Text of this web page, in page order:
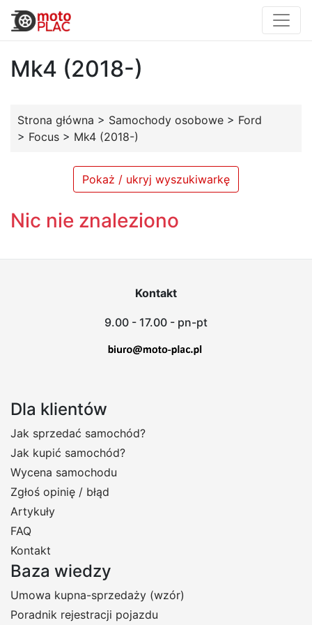
Mk4 (2018-)
Strona główna > Samochody osobowe > Ford
> Focus > Mk4 (2018-)
Pokaż / ukryj wyszukiwarkę
Nic nie znaleziono
Kontakt
9.00 - 17.00 - pn-pt
Dla klientów
Jak sprzedać samochód?
Jak kupić samochód?
Wycena samochodu
Zgłoś opinię / błąd
Artykuły
FAQ
Kontakt
Baza wiedzy
Umowa kupna-sprzedaży (wzór)
Poradnik rejestracji pojazdu